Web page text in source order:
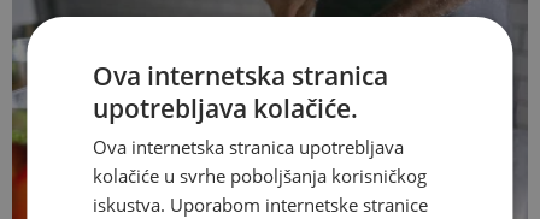
Ova internetska stranica
upotrebljava kolačiće.
Ova internetska stranica upotrebljava
kolačiće u svrhe poboljšanja korisničkog
iskustva. Uporabom internetske stranice